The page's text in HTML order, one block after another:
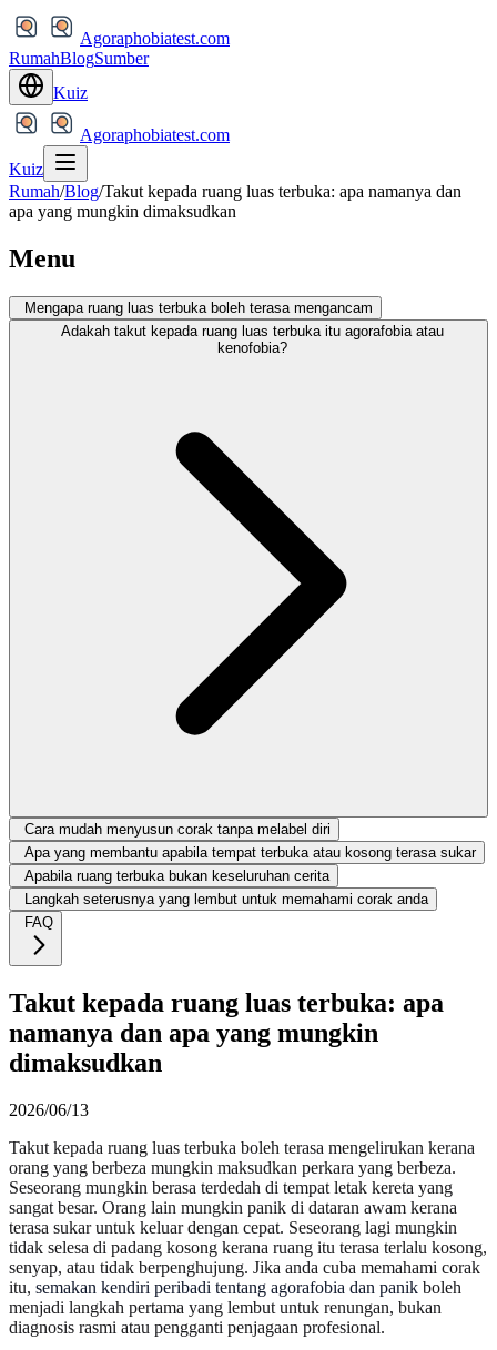
Agoraphobiatest.com
RumahBlogSumber
Kuiz
Agoraphobiatest.com
Kuiz
Rumah/Blog/Takut kepada ruang luas terbuka: apa namanya dan
apa yang mungkin dimaksudkan
Menu
Mengapa ruang luas terbuka boleh terasa mengancam
Adakah takut kepada ruang luas terbuka itu agorafobia atau
kenofobia?
Cara mudah menyusun corak tanpa melabel diri
Apa yang membantu apabila tempat terbuka atau kosong terasa sukar
Apabila ruang terbuka bukan keseluruhan cerita
Langkah seterusnya yang lembut untuk memahami corak anda
FAQ
Takut kepada ruang luas terbuka: apa
namanya dan apa yang mungkin
dimaksudkan
2026/06/13
Takut kepada ruang luas terbuka boleh terasa mengelirukan kerana
orang yang berbeza mungkin maksudkan perkara yang berbeza.
Seseorang mungkin berasa terdedah di tempat letak kereta yang
sangat besar. Orang lain mungkin panik di dataran awam kerana
terasa sukar untuk keluar dengan cepat. Seseorang lagi mungkin
tidak selesa di padang kosong kerana ruang itu terasa terlalu kosong,
senyap, atau tidak berpenghujung. Jika anda cuba memahami corak
itu, semakan kendiri peribadi tentang agorafobia dan panik boleh
menjadi langkah pertama yang lembut untuk renungan, bukan
diagnosis rasmi atau pengganti penjagaan profesional.